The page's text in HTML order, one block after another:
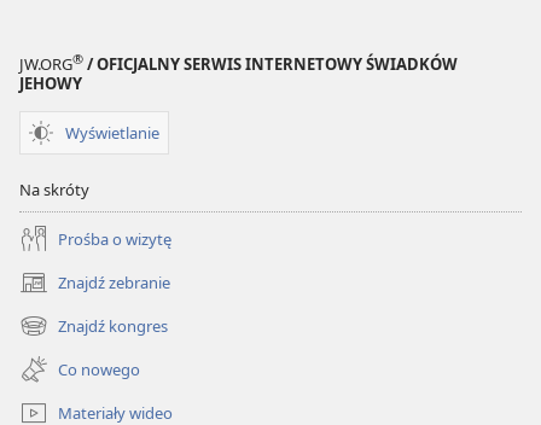
JW.ORG® / OFICJALNY SERWIS INTERNETOWY ŚWIADKÓW
JEHOWY
Wyświetlanie
Na skróty
Prośba o wizytę
Znajdź zebranie
(opens
new
window)
Znajdź kongres
(opens
new
window)
Co nowego
Materiały wideo